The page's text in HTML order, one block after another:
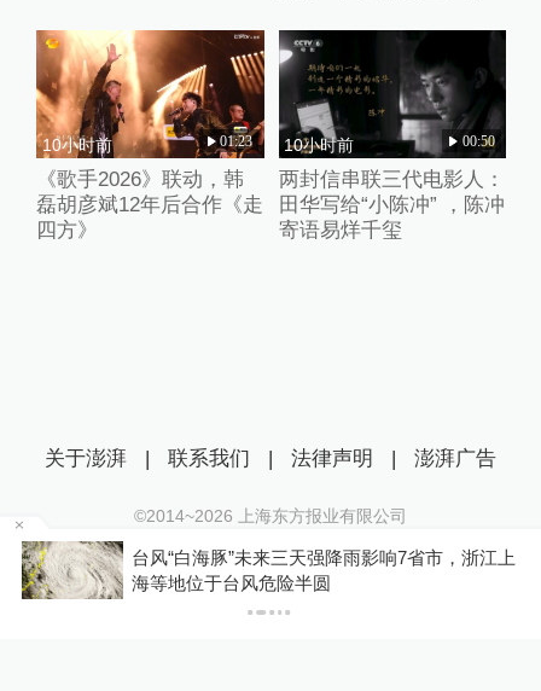
10小时前 01:23
《歌手2026》联动，韩
磊胡彦斌12年后合作《走
四方》
10小时前 00:50
两封信串联三代电影人：
田华写给“小陈冲” ，陈冲
寄语易烊千玺
江上
蔡皋在加拿大领取国际安徒生奖，系插画奖项60
年来首位中国画家
关于澎湃 | 联系我们 | 法律声明 | 澎湃广告
©2014~2026 上海东方报业有限公司
沪ICP证：沪B2-20170116 | 沪ICP备14003370号
互联网新闻信息服务许可证：31120170006
沪公网安备 31010602000299号